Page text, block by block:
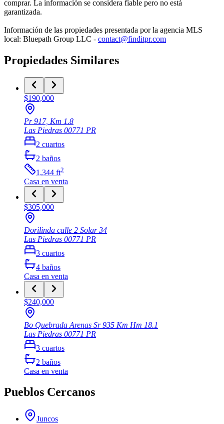
comprar. La información se considera fiable pero no está
garantizada.
Información de las propiedades presentada por la agencia MLS
local: Bluepath Group LLC - contact@finditpr.com
Propiedades Similares
$190,000
Pr 917, Km 1.8
Las Piedras 00771 PR
2 cuartos
2 baños
1,344 ft2
Casa en venta
$305,000
Dorilinda calle 2 Solar 34
Las Piedras 00771 PR
3 cuartos
4 baños
Casa en venta
$240,000
Bo Quebrada Arenas Sr 935 Km Hm 18.1
Las Piedras 00771 PR
3 cuartos
2 baños
Casa en venta
Pueblos Cercanos
Juncos